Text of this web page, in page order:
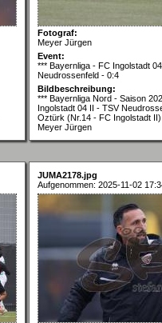
Fotograf:
Meyer Jürgen
Event:
*** Bayernliga - FC Ingolstadt
Neudrossenfeld - 0:4
Bildbeschreibung:
*** Bayernliga Nord - Saison
Ingolstadt 04 II - TSV
Oztürk (Nr.14 - FC Ingolstadt
Meyer Jürgen
JUMA2178.jpg
Aufgenommen: 2025-11-02